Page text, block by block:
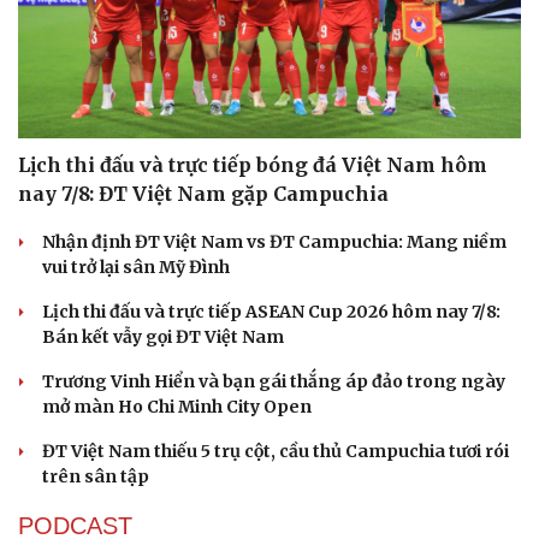
Lịch thi đấu và trực tiếp bóng đá Việt Nam hôm
nay 7/8: ĐT Việt Nam gặp Campuchia
Nhận định ĐT Việt Nam vs ĐT Campuchia: Mang niềm
vui trở lại sân Mỹ Đình
Lịch thi đấu và trực tiếp ASEAN Cup 2026 hôm nay 7/8:
Bán kết vẫy gọi ĐT Việt Nam
Trương Vinh Hiển và bạn gái thắng áp đảo trong ngày
mở màn Ho Chi Minh City Open
ĐT Việt Nam thiếu 5 trụ cột, cầu thủ Campuchia tươi rói
trên sân tập
PODCAST